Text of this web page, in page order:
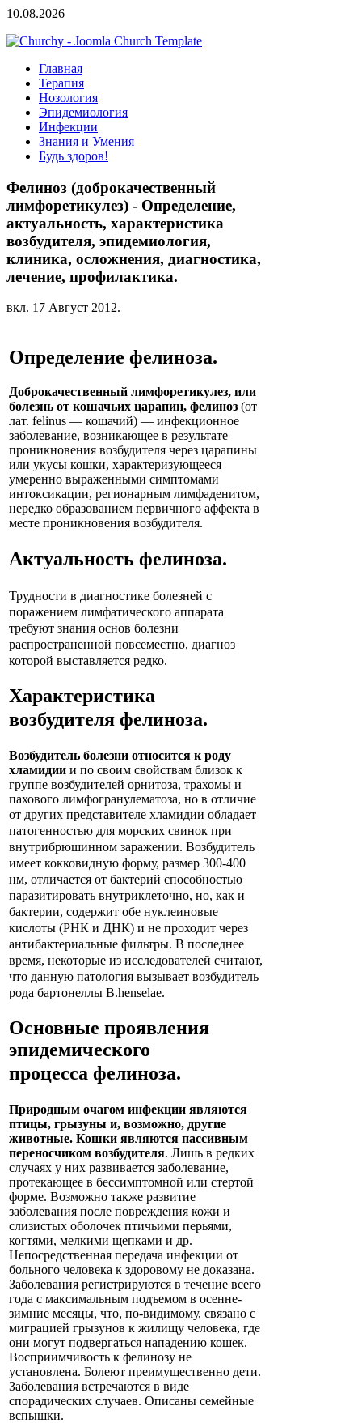
10.08.2026
Главная
Терапия
Нозология
Эпидемиология
Инфекции
Знания и Умения
Будь здоров!
Фелиноз (доброкачественный
лимфоретикулез) - Определение,
актуальность, характеристика
возбудителя, эпидемиология,
клиника, осложнения, диагностика,
лечение, профилактика.
вкл. 17 Август 2012.
Определение фелиноза.
Доброкачественный лимфоретикулез, или
болезнь от кошачьих царапин, фелиноз (от
лат. felinus — кошачий) — инфекционное
заболевание, возникающее в результате
проникновения возбудителя через царапины
или укусы кошки, характеризующееся
умеренно выраженными симптомами
интоксикации, регионарным лимфаденитом,
нередко образованием первичного аффекта в
месте проникновения возбудителя.
Актуальность фелиноза.
Трудности в диагностике болезней с
поражением лимфатического аппарата
требуют знания основ болезни
распространенной повсеместно, диагноз
которой выставляется редко.
Характеристика
возбудителя фелиноза.
Возбудитель болезни относится к роду
хламидии и по своим свойствам близок к
группе возбудителей орнитоза, трахомы и
пахового лимфогранулематоза, но в отличие
от других представителе хламидии обладает
патогенностью для морских свинок при
внутрибрюшинном заражении. Возбудитель
имеет кокковидную форму, размер 300-400
нм, отличается от бактерий способностью
паразитировать внутриклеточно, но, как и
бактерии, содержит обе нуклеиновые
кислоты (РНК и ДНК) и не проходит через
антибактериальные фильтры. В последнее
время, некоторые из исследователей считают,
что данную патология вызывает возбудитель
рода бартонеллы B.henselae.
Основные проявления
эпидемического
процесса фелиноза.
Природным очагом инфекции являются
птицы, грызуны и, возможно, другие
животные. Кошки являются пассивным
переносчиком возбудителя. Лишь в редких
случаях у них развивается заболевание,
протекающее в бессимптомной или стертой
форме. Возможно также развитие
заболевания после повреждения кожи и
слизистых оболочек птичьими перьями,
когтями, мелкими щепками и др.
Непосредственная передача инфекции от
больного человека к здоровому не доказана.
Заболевания регистрируются в течение всего
года с максимальным подъемом в осенне-
зимние месяцы, что, по-видимому, связано с
миграцией грызунов к жилищу человека, где
они могут подвергаться нападению кошек.
Восприимчивость к фелинозу не
установлена. Болеют преимущественно дети.
Заболевания встречаются в виде
спорадических случаев. Описаны семейные
вспышки.